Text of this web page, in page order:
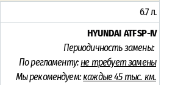
6.7 л.
HYUNDAI ATF SP-IV
Периодичность замены:
По регламенту:не требует замены
Мы рекомендуем:каждые 45 тыс. км.